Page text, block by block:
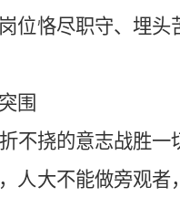
位恪尽职守、埋
围
不挠的意志战胜
人大不能做旁观